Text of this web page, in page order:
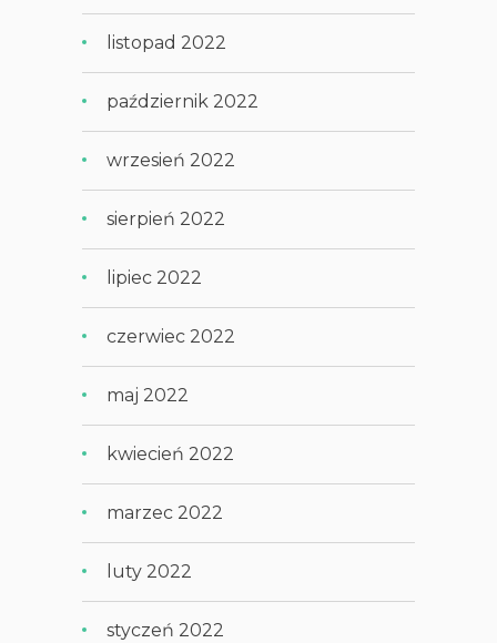
listopad 2022
październik 2022
wrzesień 2022
sierpień 2022
lipiec 2022
czerwiec 2022
maj 2022
kwiecień 2022
marzec 2022
luty 2022
styczeń 2022